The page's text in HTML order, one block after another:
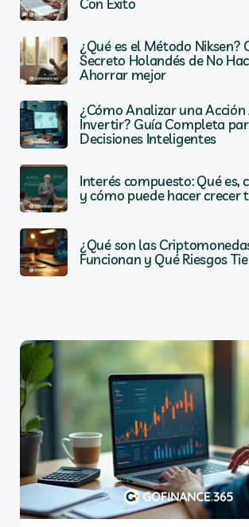
Con Éxito
¿Qué es el Método Niksen?
Secreto Holandés de No
Ahorrar mejor
¿Cómo Analizar una Acción
Invertir? Guía Completa
Decisiones Inteligentes
Interés compuesto: Qué es,
y cómo puede hacer crecer
¿Qué son las
Funcionan y Qué Riesgos